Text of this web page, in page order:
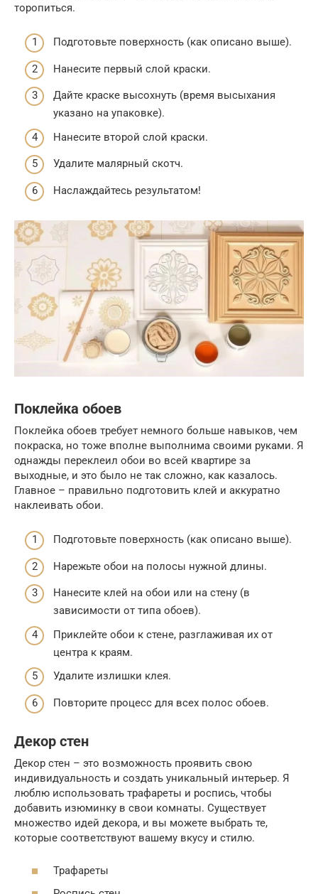
торопиться.
Подготовьте поверхность (как описано выше).
Нанесите первый слой краски.
Дайте краске высохнуть (время высыхания
указано на упаковке).
Нанесите второй слой краски.
Удалите малярный скотч.
Наслаждайтесь результатом!
Поклейка обоев
Поклейка обоев требует немного больше навыков, чем
покраска, но тоже вполне выполнима своими руками. Я
однажды переклеил обои во всей квартире за
выходные, и это было не так сложно, как казалось.
Главное – правильно подготовить клей и аккуратно
наклеивать обои.
Подготовьте поверхность (как описано выше).
Нарежьте обои на полосы нужной длины.
Нанесите клей на обои или на стену (в
зависимости от типа обоев).
Приклейте обои к стене, разглаживая их от
центра к краям.
Удалите излишки клея.
Повторите процесс для всех полос обоев.
Декор стен
Декор стен – это возможность проявить свою
индивидуальность и создать уникальный интерьер. Я
люблю использовать трафареты и роспись, чтобы
добавить изюминку в свои комнаты. Существует
множество идей декора, и вы можете выбрать те,
которые соответствуют вашему вкусу и стилю.
Трафареты